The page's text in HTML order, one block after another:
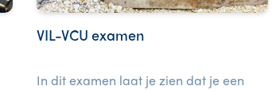
VIL-VCU examen
In dit examen laat je zien dat je een